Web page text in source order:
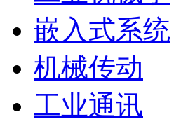
嵌入式系统
机械传动
工业通讯